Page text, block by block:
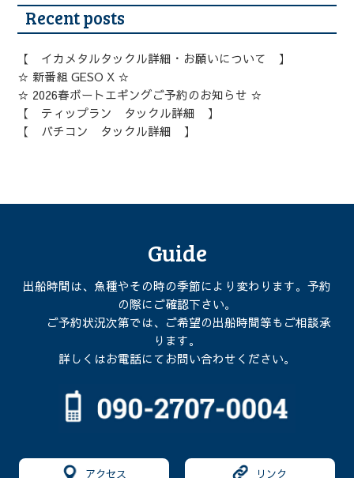
Recent posts
【 イカメタルタックル詳細・お願いについて 】
☆ 新番組 GESO X ☆
☆ 2026春ボートエギングご予約のお知らせ ☆
【 ティップラン タックル詳細 】
【 バチコン タックル詳細 】
Guide
出船時間は、魚種やその時の季節により変わります。予約
の際にご確認下さい。
ご予約状況次第では、ご希望の出船時間等もご相談承
ります。
詳しくはお電話にてお問い合わせください。
アクセス リンク